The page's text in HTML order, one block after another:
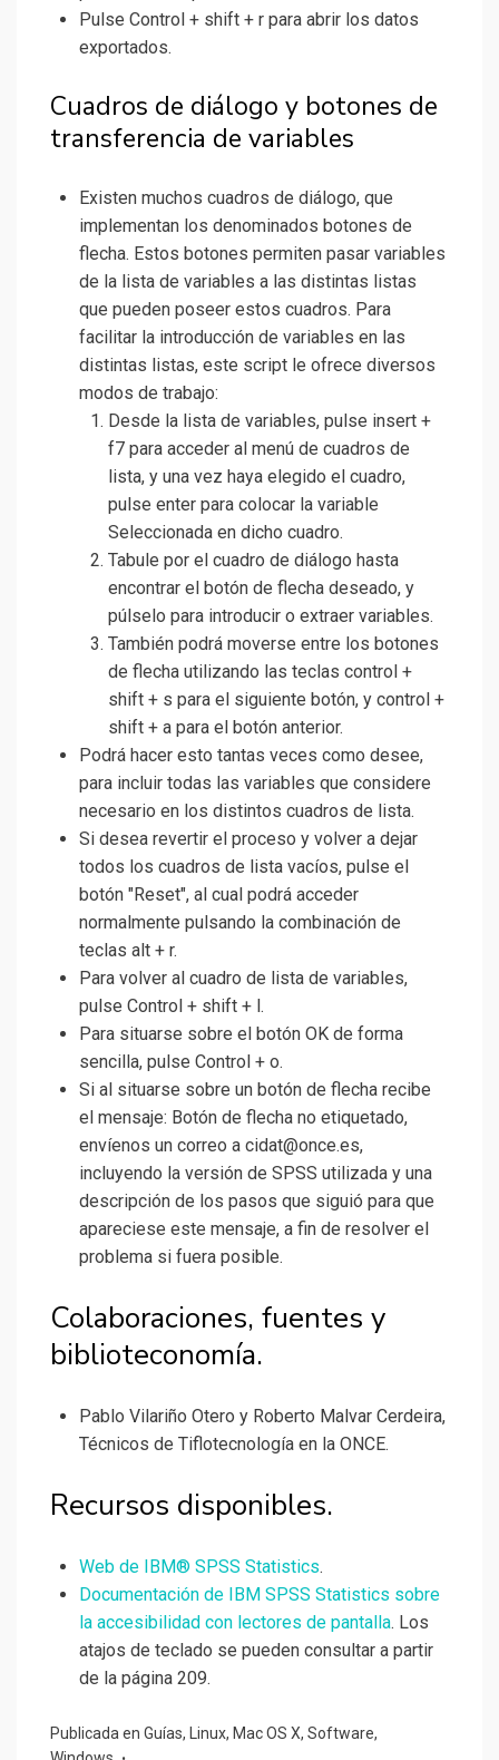
Pulse Control + shift + r para abrir los datos
exportados.
Cuadros de diálogo y botones de
transferencia de variables
Existen muchos cuadros de diálogo, que
implementan los denominados botones de
flecha. Estos botones permiten pasar variables
de la lista de variables a las distintas listas
que pueden poseer estos cuadros. Para
facilitar la introducción de variables en las
distintas listas, este script le ofrece diversos
modos de trabajo:
Desde la lista de variables, pulse insert +
f7 para acceder al menú de cuadros de
lista, y una vez haya elegido el cuadro,
pulse enter para colocar la variable
Seleccionada en dicho cuadro.
Tabule por el cuadro de diálogo hasta
encontrar el botón de flecha deseado, y
púlselo para introducir o extraer variables.
También podrá moverse entre los botones
de flecha utilizando las teclas control +
shift + s para el siguiente botón, y control +
shift + a para el botón anterior.
Podrá hacer esto tantas veces como desee,
para incluir todas las variables que considere
necesario en los distintos cuadros de lista.
Si desea revertir el proceso y volver a dejar
todos los cuadros de lista vacíos, pulse el
botón "Reset", al cual podrá acceder
normalmente pulsando la combinación de
teclas alt + r.
Para volver al cuadro de lista de variables,
pulse Control + shift + l.
Para situarse sobre el botón OK de forma
sencilla, pulse Control + o.
Si al situarse sobre un botón de flecha recibe
el mensaje: Botón de flecha no etiquetado,
envíenos un correo a cidat@once.es,
incluyendo la versión de SPSS utilizada y una
descripción de los pasos que siguió para que
apareciese este mensaje, a fin de resolver el
problema si fuera posible.
Colaboraciones, fuentes y
biblioteconomía.
Pablo Vilariño Otero y Roberto Malvar Cerdeira,
Técnicos de Tiflotecnología en la ONCE.
Recursos disponibles.
Web de IBM® SPSS Statistics.
Documentación de IBM SPSS Statistics sobre
la accesibilidad con lectores de pantalla. Los
atajos de teclado se pueden consultar a partir
de la página 209.
Publicada en Guías, Linux, Mac OS X, Software,